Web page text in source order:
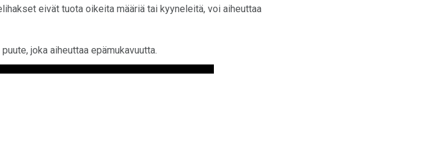
eivät tuota oikeita määriä tai kyyneleitä, voi aiheuttaa
joka aiheuttaa epämukavuutta.